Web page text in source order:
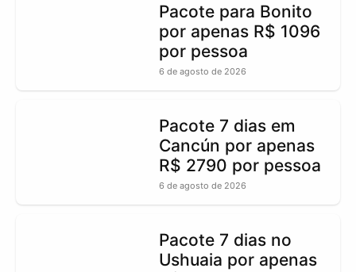
Pacote para Bonito
por apenas R$ 1096
por pessoa
6 de agosto de 2026
Pacote 7 dias em
Cancún por apenas
R$ 2790 por pessoa
6 de agosto de 2026
Pacote 7 dias no
Ushuaia por apenas